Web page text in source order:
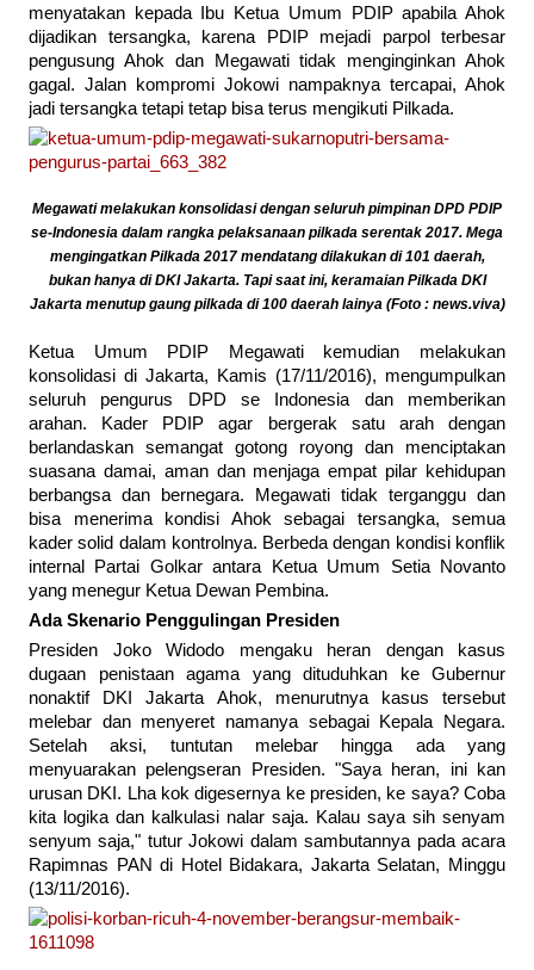
menyatakan kepada Ibu Ketua Umum PDIP apabila Ahok
dijadikan tersangka, karena PDIP mejadi parpol terbesar
pengusung Ahok dan Megawati tidak menginginkan Ahok
gagal. Jalan kompromi Jokowi nampaknya tercapai, Ahok
jadi tersangka tetapi tetap bisa terus mengikuti Pilkada.
Megawati melakukan konsolidasi dengan seluruh pimpinan DPD PDIP
se-Indonesia dalam rangka pelaksanaan pilkada serentak 2017. Mega
mengingatkan Pilkada 2017 mendatang dilakukan di 101 daerah,
bukan hanya di DKI Jakarta. Tapi saat ini, keramaian Pilkada DKI
Jakarta menutup gaung pilkada di 100 daerah lainya (Foto : news.viva)
Ketua Umum PDIP Megawati kemudian melakukan
konsolidasi di Jakarta, Kamis (17/11/2016), mengumpulkan
seluruh pengurus DPD se Indonesia dan memberikan
arahan. Kader PDIP agar bergerak satu arah dengan
berlandaskan semangat gotong royong dan menciptakan
suasana damai, aman dan menjaga empat pilar kehidupan
berbangsa dan bernegara. Megawati tidak terganggu dan
bisa menerima kondisi Ahok sebagai tersangka, semua
kader solid dalam kontrolnya. Berbeda dengan kondisi konflik
internal Partai Golkar antara Ketua Umum Setia Novanto
yang menegur Ketua Dewan Pembina.
Ada Skenario Penggulingan Presiden
Presiden Joko Widodo mengaku heran dengan kasus
dugaan penistaan agama yang dituduhkan ke Gubernur
nonaktif DKI Jakarta Ahok, menurutnya kasus tersebut
melebar dan menyeret namanya sebagai Kepala Negara.
Setelah aksi, tuntutan melebar hingga ada yang
menyuarakan pelengseran Presiden. "Saya heran, ini kan
urusan DKI. Lha kok digesernya ke presiden, ke saya? Coba
kita logika dan kalkulasi nalar saja. Kalau saya sih senyam
senyum saja," tutur Jokowi dalam sambutannya pada acara
Rapimnas PAN di Hotel Bidakara, Jakarta Selatan, Minggu
(13/11/2016).